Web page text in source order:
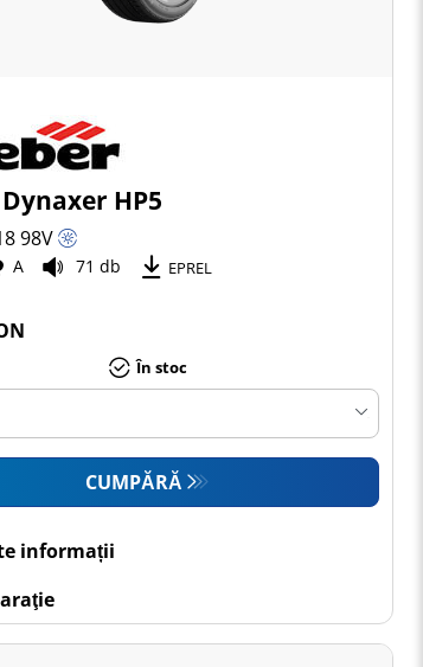
HP5
98V
A 71 db EPREL
În stoc
CUMPĂRĂ
informații